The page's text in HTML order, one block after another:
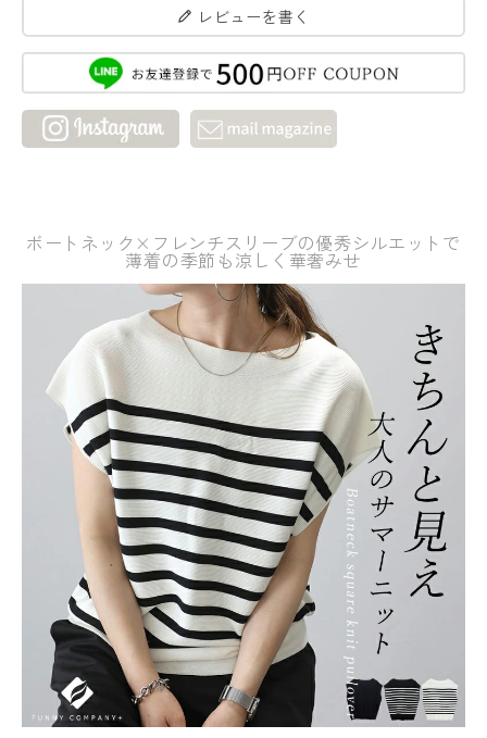
レビューを書く
ボートネック×フレンチスリーブの優秀シルエットで
薄着の季節も涼しく華奢みせ